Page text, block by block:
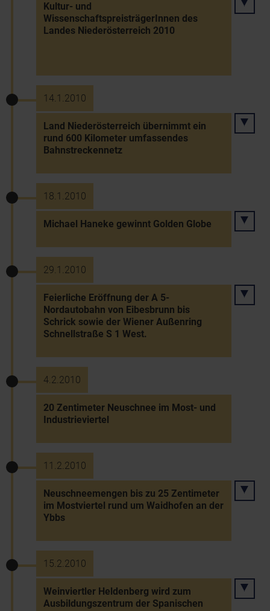
Kultur- und
WissenschaftspreisträgerInnen des
Landes Niederösterreich 2010
14.1.2010
Land Niederösterreich übernimmt ein
rund 600 Kilometer umfassendes
Bahnstreckennetz
18.1.2010
Michael Haneke gewinnt Golden Globe
29.1.2010
Feierliche Eröffnung der A 5-
Nordautobahn von Eibesbrunn bis
Schrick sowie der Wiener Außenring
Schnellstraße S 1 West.
4.2.2010
20 Zentimeter Neuschnee im Most- und
Industrieviertel
11.2.2010
Neuschneemengen bis zu 25 Zentimeter
im Mostviertel rund um Waidhofen an der
Ybbs
15.2.2010
Weinviertler Heldenberg wird zum
Ausbildungszentrum der Spanischen